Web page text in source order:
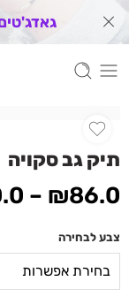
תיק גב סקויה
₪86.0
–
צבע לבחירה